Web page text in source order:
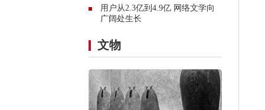
用户从2.3亿到4.9亿 网络文学向
广阔处生长
文物